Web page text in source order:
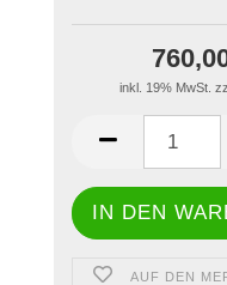
inkl. 19% MwSt.
AUF DEN